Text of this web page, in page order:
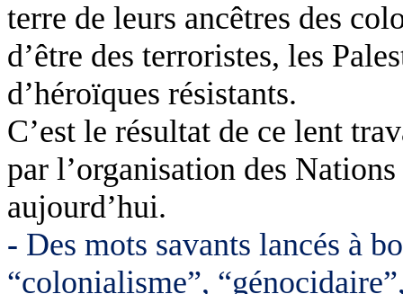
terre de leurs ancêtres des
d’être des terroristes, les
d’héroïques résistants.
C’est le résultat de ce lent
par l’organisation des
aujourd’hui.
- Des mots savants lancés à
“colonialisme”,